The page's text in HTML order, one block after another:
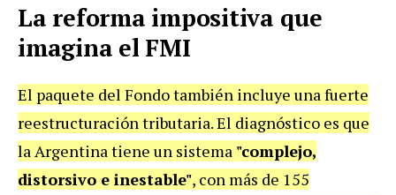
La reforma impositiva que
imagina el FMI
El paquete del Fondo también incluye una fuerte
reestructuración tributaria. El diagnóstico es que
la Argentina tiene un sistema "complejo,
distorsivo e inestable", con más de 155